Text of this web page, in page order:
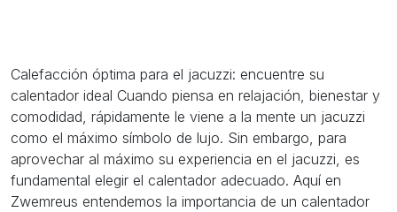
Calefacción óptima para el jacuzzi: encuentre su
calentador ideal Cuando piensa en relajación, bienestar y
comodidad, rápidamente le viene a la mente un jacuzzi
como el máximo símbolo de lujo. Sin embargo, para
aprovechar al máximo su experiencia en el jacuzzi, es
fundamental elegir el calentador adecuado. Aquí en
Zwemreus entendemos la importancia de un calentador